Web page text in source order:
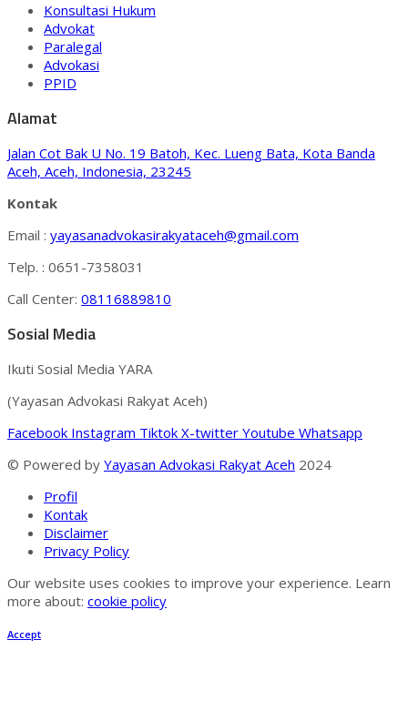
Konsultasi Hukum
Advokat
Paralegal
Advokasi
PPID
Alamat
Jalan Cot Bak U No. 19 Batoh, Kec. Lueng Bata, Kota Banda
Aceh, Aceh, Indonesia, 23245
Kontak
Email : yayasanadvokasirakyataceh@gmail.com
Telp. : 0651-7358031
Call Center: 08116889810
Sosial Media
Ikuti Sosial Media YARA
(Yayasan Advokasi Rakyat Aceh)
Facebook Instagram Tiktok X-twitter Youtube Whatsapp
© Powered by Yayasan Advokasi Rakyat Aceh 2024
Profil
Kontak
Disclaimer
Privacy Policy
Our website uses cookies to improve your experience. Learn
more about: cookie policy
Accept